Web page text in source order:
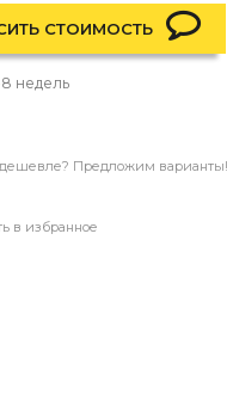
СТОИМОСТЬ
недель
Предложим варианты!
в избранное